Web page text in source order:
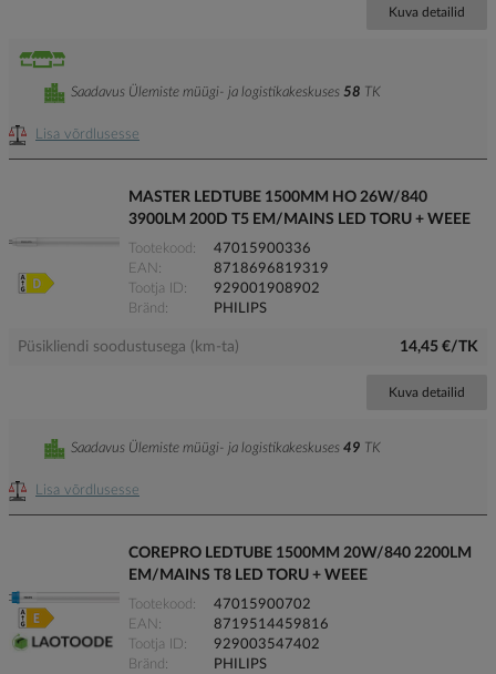
Kuva detailid
Lisa võrdlusesse
Saadavus Ülemiste müügi- ja logistikakeskuses 58 TK
MASTER LEDTUBE 1500MM HO 26W/840
3900LM 200D T5 EM/MAINS LED TORU + WEEE
Tootekood
47015900336
EAN
8718696819319
Tootja ID
929001908902
Bränd
PHILIPS
Püsikliendi soodustusega (km-ta) 14,45 €/TK
Kuva detailid
Lisa võrdlusesse
Saadavus Ülemiste müügi- ja logistikakeskuses 49 TK
COREPRO LEDTUBE 1500MM 20W/840 2200LM
EM/MAINS T8 LED TORU + WEEE
Tootekood
47015900702
EAN
8719514459816
Tootja ID
929003547402
Bränd
PHILIPS